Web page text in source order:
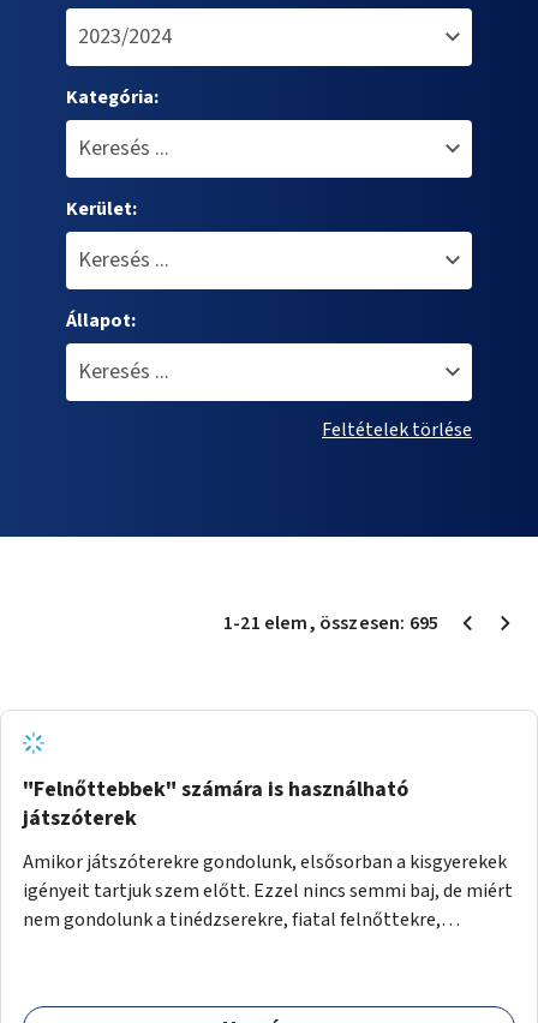
Kategória:
Kerület:
Állapot:
Feltételek törlése
1-21 elem, összesen: 695
"Felnőttebbek" számára is használható
játszóterek
Amikor játszóterekre gondolunk, elsősorban a kisgyerekek
igényeit tartjuk szem előtt. Ezzel nincs semmi baj, de miért
nem gondolunk a tinédzserekre, fiatal felnőttekre,
infrastruktúra. Az idősebb korosztályok játszóterének